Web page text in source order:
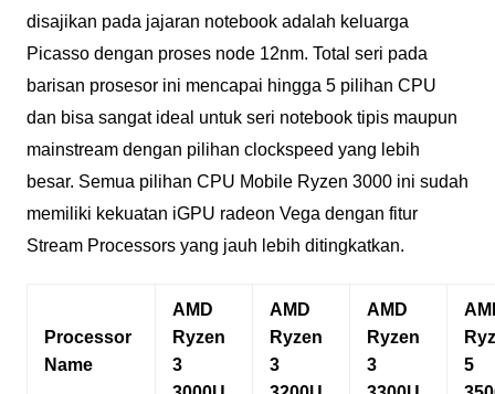
disajikan pada jajaran notebook adalah keluarga
Picasso dengan proses node 12nm. Total seri pada
barisan prosesor ini mencapai hingga 5 pilihan CPU
dan bisa sangat ideal untuk seri notebook tipis maupun
mainstream dengan pilihan clockspeed yang lebih
besar. Semua pilihan CPU Mobile Ryzen 3000 ini sudah
memiliki kekuatan iGPU radeon Vega dengan fitur
Stream Processors yang jauh lebih ditingkatkan.
Processor
Name
AMD
Ryzen
3
AMD
Ryzen
3
AMD
Ryzen
3
5